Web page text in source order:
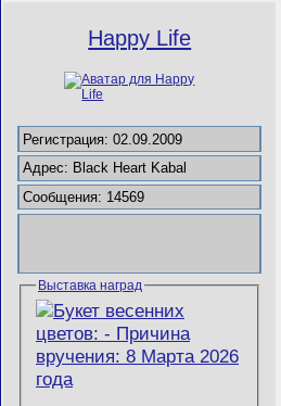
Happy Life
Регистрация: 02.09.2009
Адрес: Black Heart Kabal
Сообщения: 14569
Выставка наград